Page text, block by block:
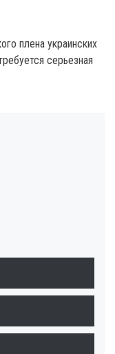
плена украинских
серьезная